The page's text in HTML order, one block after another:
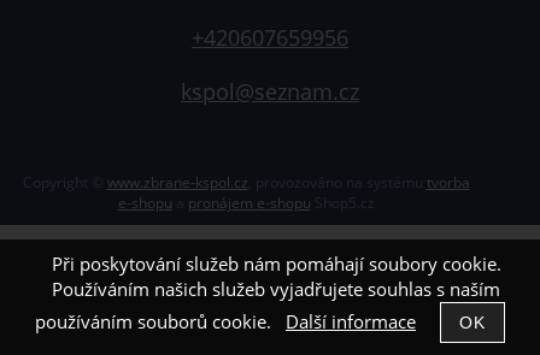
+420607659956
kspol@seznam.cz
Copyright © www.zbrane-kspol.cz
tvorba
e-shopu
pronájem e-shopu
Při poskytování služeb nám pomáhají soubory cookie.
Používáním našich služeb vyjadřujete souhlas s naším
používáním souborů cookie. Další informace